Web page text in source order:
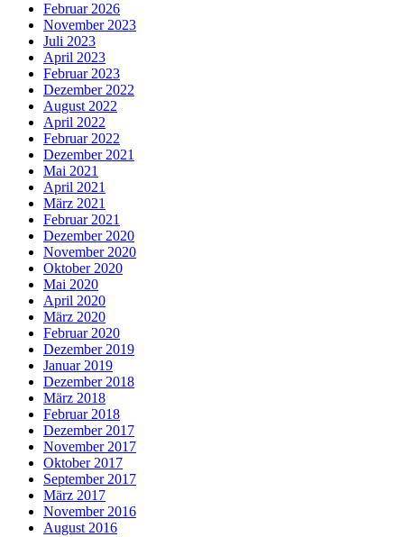
Februar 2026
November 2023
Juli 2023
April 2023
Februar 2023
Dezember 2022
August 2022
April 2022
Februar 2022
Dezember 2021
Mai 2021
April 2021
März 2021
Februar 2021
Dezember 2020
November 2020
Oktober 2020
Mai 2020
April 2020
März 2020
Februar 2020
Dezember 2019
Januar 2019
Dezember 2018
März 2018
Februar 2018
Dezember 2017
November 2017
Oktober 2017
September 2017
März 2017
November 2016
August 2016